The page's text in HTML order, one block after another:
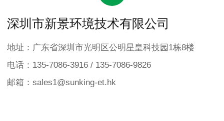
深圳市新景环境技术有限公司
地址：广东省深圳市光明区公明星皇科技园1栋8楼
电话：135-7086-3916 / 135-7086-9826
邮箱：sales1@sunking-et.hk